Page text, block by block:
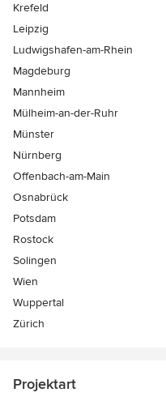
Krefeld
Leipzig
Ludwigshafen-am-Rhein
Magdeburg
Mannheim
Mülheim-an-der-Ruhr
Münster
Nürnberg
Offenbach-am-Main
Osnabrück
Potsdam
Rostock
Solingen
Wien
Wuppertal
Zürich
Projektart